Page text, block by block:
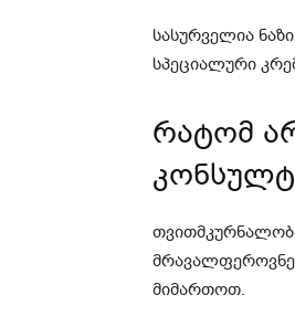
სასურველია
სპეციალური
რატომ
მიმართოთ.